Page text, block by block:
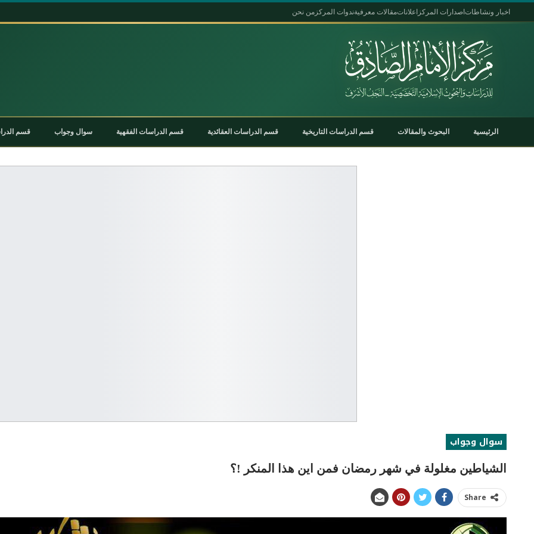
اخبار ونشاطات اصدارات المركز اعلاناتمقالات معرفيةندوات المركز من نحن
الرئيسية البحوث والمقالات قسم الدراسات التاريخية قسم الدراسات العقائدية قسم الدراسات الفقهية سوال وجواب قسم
سوال وجواب
الشياطين مغلولة في شهر رمضان فمن اين هذا المنكر !؟
Share